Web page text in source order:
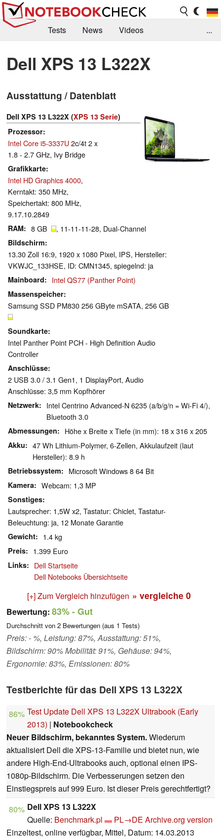
Tests News
Videos
Kaufberatung
Deals Suche
Jobs
Forum
...
Dell XPS 13 L322X
Ausstattung / Datenblatt
Dell XPS 13 L322X (XPS 13 Serie)
Prozessor
Intel Core i5-3337U2c/4t 2 x
1.8 - 2.7 GHz, Ivy Bridge
Grafikkarte
Intel HD Graphics 4000,
Kerntakt: 350 MHz,
Speichertakt: 800 MHz,
9.17.10.2849
RAM 8 GB , 11-11-11-28, Dual-Channel
Bildschirm
13.30 Zoll 16:9, 1920 x 1080 Pixel, IPS, Hersteller:
VKWJC_133HSE, ID: CMN1345, spiegelnd: ja
Mainboard Intel QS77 (Panther Point)
Massenspeicher
Samsung SSD PM830 256 GByte mSATA, 256 GB
Soundkarte
Intel Panther Point PCH - High Definition Audio
Controller
Anschlüsse
2 USB 3.0 / 3.1 Gen1, 1 DisplayPort, Audio
Anschlüsse: 3,5 mm Kopfhörer
Netzwerk
Intel Centrino Advanced-N 6235 (a/b/g/n = Wi-Fi 4/),
Bluetooth 3.0
Abmessungen Höhe x Breite x Tiefe (in mm): 18 x 316 x 205
Akku
47 Wh Lithium-Polymer, 6-Zellen, Akkulaufzeit (laut
Hersteller): 8.9 h
Betriebssystem Microsoft Windows 8 64 Bit
Kamera Webcam: 1,3 MP
Sonstiges
Lautsprecher: 1,5W x2, Tastatur: Chiclet, Tastatur-
Beleuchtung: ja, 12 Monate Garantie
Gewicht 1.4 kg
Preis 1.399 Euro
Links
Dell Startseite
Dell Notebooks Übersichtseite
[+] Zum Vergleich hinzufügen » vergleiche 0
Bewertung: 83%- Gut
Durchschnitt von 2 Bewertungen (aus 1 Tests)
Preis: - %, Leistung: 87%, Ausstattung: 51%,
Bildschirm: 90% Mobilität: 91%, Gehäuse: 94%,
Ergonomie: 83%, Emissionen: 80%
Testberichte für das Dell XPS 13 L322X
86% Test Update Dell XPS 13 L322X Ultrabook (Early
2013) | Notebookcheck
Neuer Bildschirm, bekanntes System.Wiederum
aktualisiert Dell die XPS-13-Familie und bietet nun, wie
andere High-End-Ultrabooks auch, optional einen IPS-
1080p-Bildschirm. Die Verbesserungen setzen den
Einstiegspreis auf 999 Euro. Ist dieser Preis gerechtfertigt?
80% Dell XPS 13 L322X
Quelle: Benchmark.pl PL→DE Archive.org version
Einzeltest, online verfügbar, Mittel, Datum: 14.03.2013